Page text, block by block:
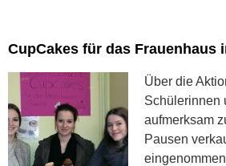
CupCakes für das Frauenhaus
Über die
Schülerinnen
aufmerksam
Pausen